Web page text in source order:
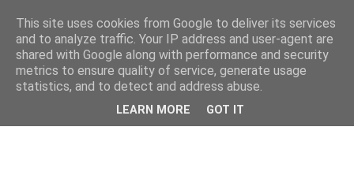
This site uses cookies from Google to deliver its services
and to analyze traffic. Your IP address and user-agent are
shared with Google along with performance and security
metrics to ensure quality of service, generate usage
statistics, and to detect and address abuse.
LEARN MORE GOT IT